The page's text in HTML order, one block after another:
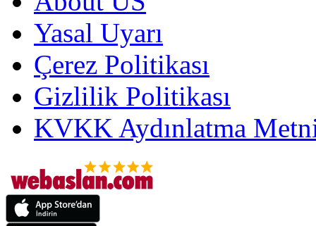
Yasal Uyarı
Çerez Politikası
Gizlilik Politikası
KVKK Aydınlatma